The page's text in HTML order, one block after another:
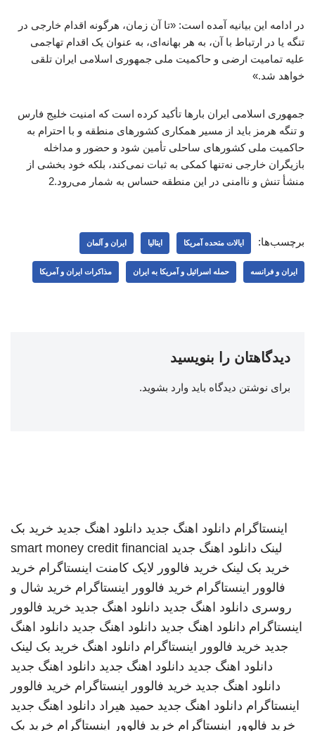
در ادامه این بیانیه آمده است: «تا آن زمان، هرگونه اقدام خارجی در
تنگه یا در ارتباط با آن، به هر بهانه‌ای، به عنوان یک اقدام تهاجمی
علیه تمامیت ارضی و حاکمیت ملی جمهوری اسلامی ایران تلقی
خواهد شد.»
جمهوری اسلامی ایران بارها تأکید کرده است که امنیت خلیج فارس
و تنگه هرمز باید از مسیر همکاری کشورهای منطقه و با احترام به
حاکمیت ملی کشورهای ساحلی تأمین شود و حضور و مداخله
بازیگران خارجی نه‌تنها کمکی به ثبات نمی‌کند، بلکه خود بخشی از
منشأ تنش و ناامنی در این منطقه حساس به شمار می‌رود.2
برچسب‌ها: ایالات متحده آمریکا ایتالیا ایران و آلمان
ایران و فرانسه حمله اسرائیل و آمریکا به ایران مذاکرات ایران و آمریکا
دیدگاهتان را بنویسید
برای نوشتن دیدگاه باید وارد بشوید.
اینستاگرام دانلود اهنگ جدید دانلود اهنگ جدید خرید بک
لینک دانلود اهنگ جدید smart money credit financial
خرید بک لینک خرید فالوور لایک کامنت اینستاگرام خرید
فالوور اینستاگرام خرید فالوور اینستاگرام خرید شال و
روسری دانلود اهنگ جدید دانلود اهنگ جدید خرید فالوور
اینستاگرام دانلود اهنگ جدید دانلود اهنگ جدید دانلود اهنگ
جدید خرید فالوور اینستاگرام دانلود اهنگ خرید بک لینک
دانلود اهنگ جدید دانلود اهنگ جدید دانلود اهنگ جدید
دانلود اهنگ جدید خرید فالوور اینستاگرام خرید فالوور
اینستاگرام دانلود اهنگ جدید حمید هیراد دانلود اهنگ جدید
خرید فالوور اینستاگرام خرید فالوور اینستاگرام خرید بک